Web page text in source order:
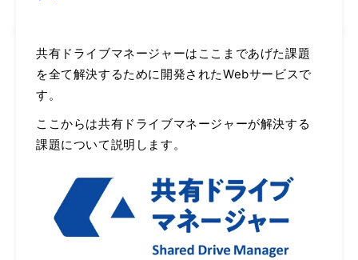
共有ドライブマネージャーはここまであげた課題
を全て解決するために開発されたWebサービスで
す。
ここからは共有ドライブマネージャーが解決する
課題について説明します。